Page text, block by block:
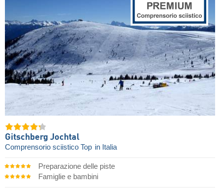
Gitschberg Jochtal
Comprensorio sciistico Top in Italia
Preparazione delle piste
Famiglie e bambini